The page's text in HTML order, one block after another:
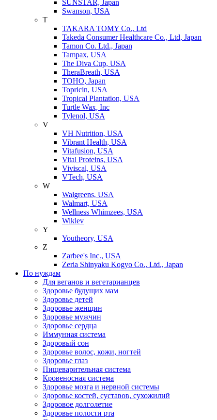
SUNSTAR, Japan
Swanson, USA
T
TAKARA TOMY Co., Ltd
Takeda Consumer Healthcare Co., Ltd, Japan
Tamon Co. Ltd., Japan
Tampax, USA
The Diva Cup, USA
TheraBreath, USA
TOHO, Japan
Topricin, USA
Tropical Plantation, USA
Turtle Wax, Inc
Tylenol, USA
V
VH Nutrition, USA
Vibrant Health, USA
Vitafusion, USA
Vital Proteins, USA
Viviscal, USA
VTech, USA
W
Walgreens, USA
Walmart, USA
Wellness Whimzees, USA
Wiklev
Y
Youtheory, USA
Z
Zarbee's Inc., USA
Zeria Shinyaku Kogyo Co., Ltd., Japan
По нуждам
Для веганов и вегетарианцев
Здоровье будущих мам
Здоровье детей
Здоровье женщин
Здоровье мужчин
Здоровье сердца
Иммунная система
Здоровый сон
Здоровье волос, кожи, ногтей
Здоровье глаз
Пищеварительная система
Кровеносная система
Здоровье мозга и нервной системы
Здоровье костей, суставов, сухожилий
Здоровое долголетие
Здоровье полости рта